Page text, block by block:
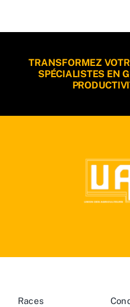
TRANSFORMEZ
SPÉCIALISTES EN
Races